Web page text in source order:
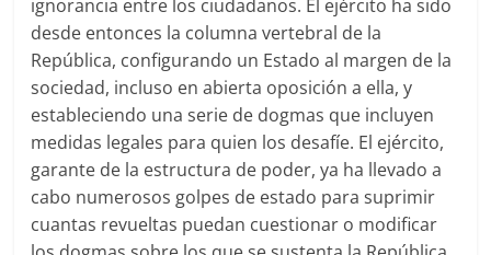
ignorancia entre los ciudadanos. El ejército ha sido
desde entonces la columna vertebral de la
República, configurando un Estado al margen de la
sociedad, incluso en abierta oposición a ella, y
estableciendo una serie de dogmas que incluyen
medidas legales para quien los desafíe. El ejército,
garante de la estructura de poder, ya ha llevado a
cabo numerosos golpes de estado para suprimir
cuantas revueltas puedan cuestionar o modificar